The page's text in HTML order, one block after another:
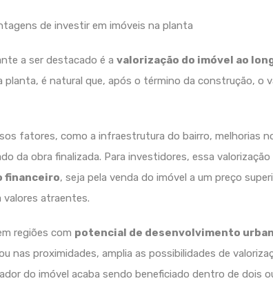
a ser destacado é a valorização do imóvel ao
planta, é natural que, após o término da construção, o
fatores, como a infraestrutura do bairro, melhorias
da obra finalizada. Para investidores, essa
financeiro, seja pela venda do imóvel a um preço
valores atraentes.
regiões com potencial de desenvolvimento
nas proximidades, amplia as possibilidades de
do imóvel acaba sendo beneficiado dentro de dois